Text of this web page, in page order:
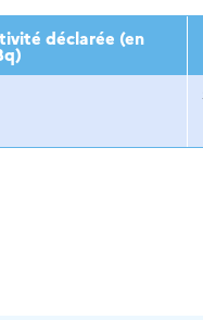
2020
déclarée (en